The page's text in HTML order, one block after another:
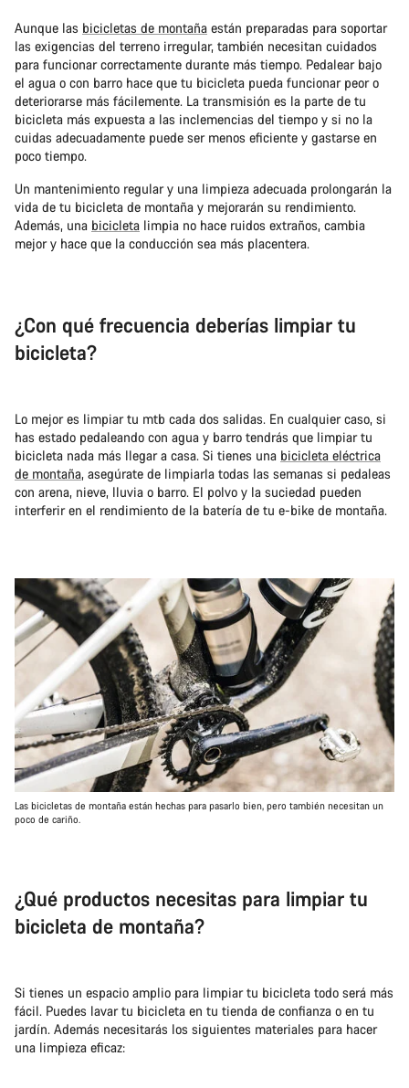
Aunque las bicicletas de montaña están preparadas para soportar
las exigencias del terreno irregular, también necesitan cuidados
para funcionar correctamente durante más tiempo. Pedalear bajo
el agua o con barro hace que tu bicicleta pueda funcionar peor o
deteriorarse más fácilemente. La transmisión es la parte de tu
bicicleta más expuesta a las inclemencias del tiempo y si no la
cuidas adecuadamente puede ser menos eficiente y gastarse en
poco tiempo.
Un mantenimiento regular y una limpieza adecuada prolongarán la
vida de tu bicicleta de montaña y mejorarán su rendimiento.
Además, una bicicleta limpia no hace ruidos extraños, cambia
mejor y hace que la conducción sea más placentera.
¿Con qué frecuencia deberías limpiar tu
bicicleta?
Lo mejor es limpiar tu mtb cada dos salidas. En cualquier caso, si
has estado pedaleando con agua y barro tendrás que limpiar tu
bicicleta nada más llegar a casa. Si tienes una bicicleta eléctrica
de montaña, asegúrate de limpiarla todas las semanas si pedaleas
con arena, nieve, lluvia o barro. El polvo y la suciedad pueden
interferir en el rendimiento de la batería de tu e-bike de montaña.
Las bicicletas de montaña están hechas para pasarlo bien, pero también necesitan un
poco de cariño.
¿Qué productos necesitas para limpiar tu
bicicleta de montaña?
Si tienes un espacio amplio para limpiar tu bicicleta todo será más
fácil. Puedes lavar tu bicicleta en tu tienda de confianza o en tu
jardín. Además necesitarás los siguientes materiales para hacer
una limpieza eficaz: